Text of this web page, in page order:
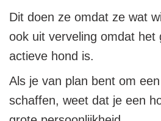
Dit doen ze omdat ze wat
ook uit verveling omdat het
actieve hond is.
Als je van plan bent om
schaffen, weet dat je een